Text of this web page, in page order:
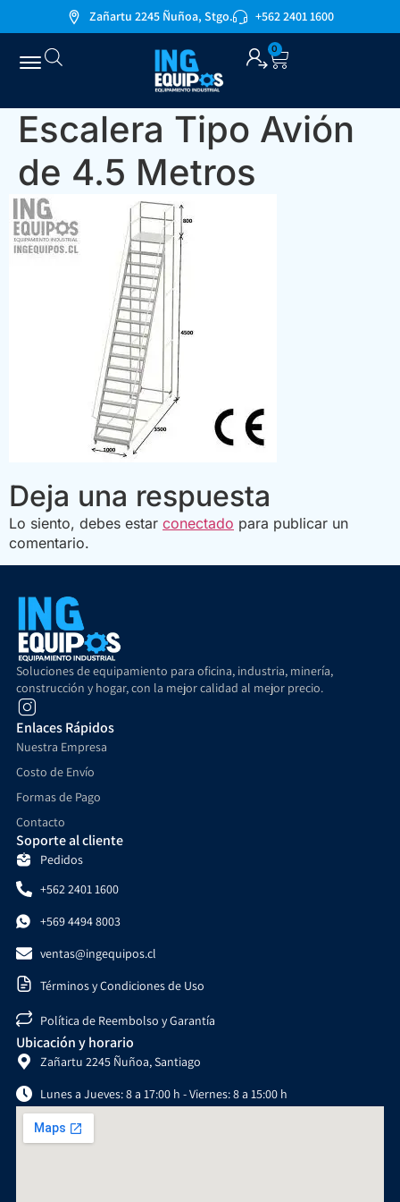
Zañartu 2245 Ñuñoa, Stgo. +562 2401 1600
0
Escalera Tipo Avión
de 4.5 Metros
Deja una respuesta
Lo siento, debes estar conectado para publicar un
comentario.
Soluciones de equipamiento para oficina, industria, minería,
construcción y hogar, con la mejor calidad al mejor precio.
Enlaces Rápidos
Nuestra Empresa
Costo de Envío
Formas de Pago
Contacto
Soporte al cliente
Pedidos
+562 2401 1600
+569 4494 8003
ventas@ingequipos.cl
Términos y Condiciones de Uso
Política de Reembolso y Garantía
Ubicación y horario
Zañartu 2245 Ñuñoa, Santiago
Lunes a Jueves: 8 a 17:00 h - Viernes: 8 a 15:00 h